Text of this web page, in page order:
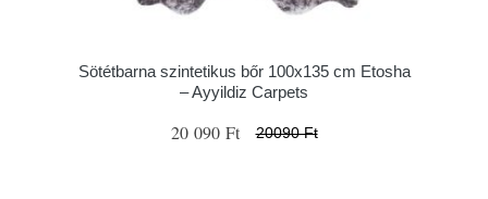
Sötétbarna szintetikus bőr 100x135 cm Etosha
– Ayyildiz Carpets
20 090 Ft 20090 Ft